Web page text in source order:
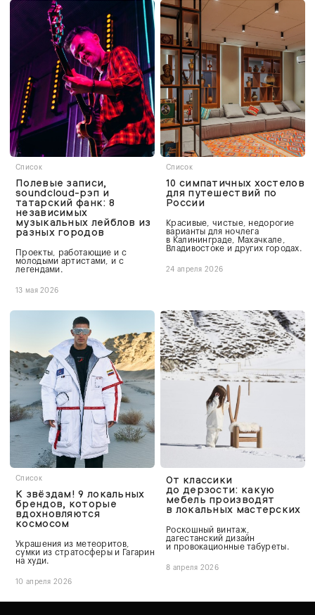
Список
Полевые записи,
soundcloud-рэп и
татарский фанк: 8
независимых
музыкальных лейблов из
разных городов
Проекты, работающие и с
молодыми артистами, и с
легендами.
13 мая 2026
Список
10 симпатичных хостелов
для путешествий по
России
Красивые, чистые, недорогие
варианты для ночлега
в Калининграде, Махачкале,
Владивостоке и других городах.
24 апреля 2026
Список
К звёздам! 9 локальных
брендов, которые
вдохновляются
космосом
Украшения из метеоритов,
сумки из стратосферы и Гагарин
на худи.
10 апреля 2026
От классики
до дерзости: какую
мебель производят
в локальных мастерских
Роскошный винтаж,
дагестанский дизайн
и провокационные табуреты.
8 апреля 2026